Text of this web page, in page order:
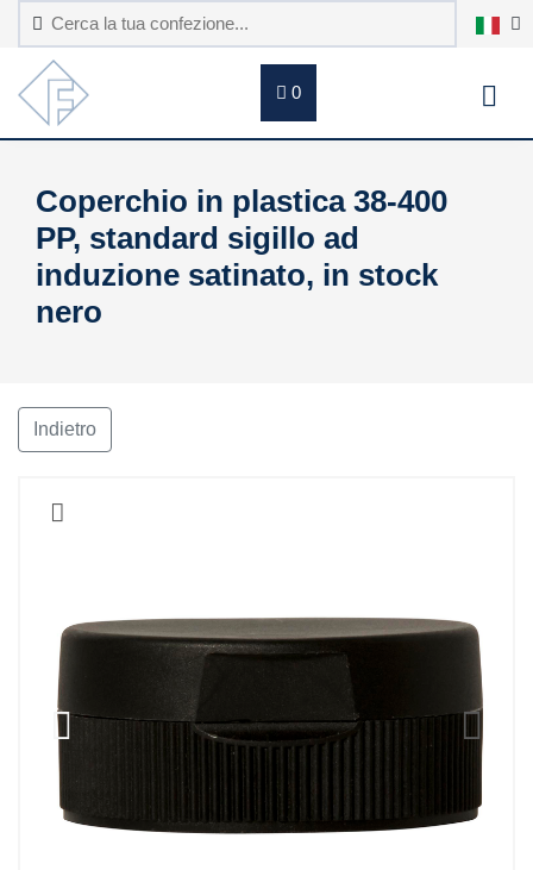
0
Coperchio in plastica 38-400
PP, standard sigillo ad
induzione satinato, in stock
nero
Indietro